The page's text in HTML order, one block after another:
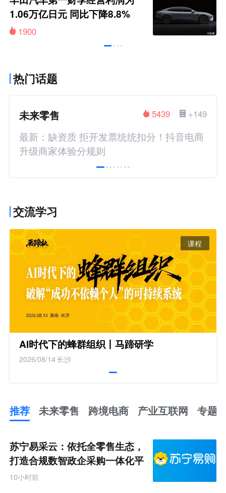
1.06万亿日元 同比下降8.8%
1900
热门话题
未来零售 +149
5439
最新：缺资质 拒开发票统统扣分！抖音电商
升级商家体验分规则
交流学习
课程
AI时代下的蜂群组织丨马蹄研学
2026/08/14长沙
推荐 未来零售 跨境电商 产业互联网 专题
未
来
零
售
跨
境
苏宁易采云：依托全零售生态，
打造合规数智政企采购一体化平
台
10小时前